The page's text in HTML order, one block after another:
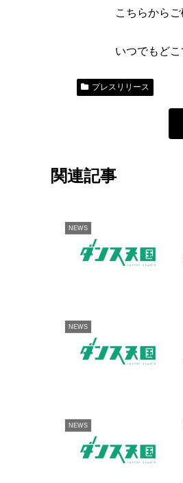
こちらからご
いつでもど
プレスリリース
関連記事
NEWS
NEWS
NEWS